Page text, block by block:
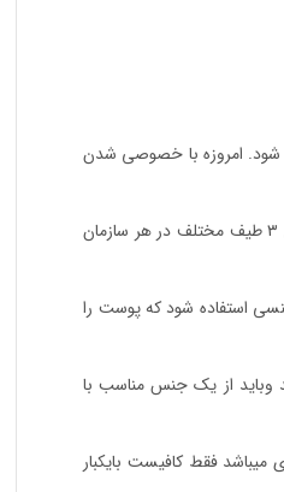
شود. امروزه با خصوصی شدن
هر چند این مدیران سازمان ها و ارگان ها هستند که بر پوشش فرم اداری کارمندان تاکید دارند ولی این کارفرمایان از منافع لباس فرم یک دست سود نمی برند. به طور معمول این لباس برای ۳ طیف مختلف در هر سازمان
استفاده شود که پوست را
میگیرند وباید از یک جنس مناسب با
فقط کافیست بایکبار